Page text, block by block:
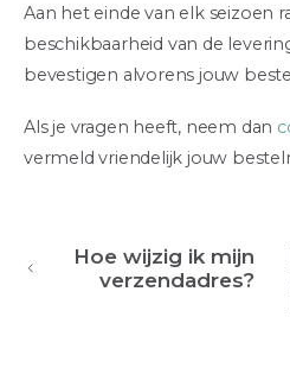
Aan het einde van elk seizoen
beschikbaarheid van de
bevestigen alvorens jouw
Als je vragen heeft, neem dan
vermeld vriendelijk jouw
Hoe wijzig ik mijn
verzendadres?